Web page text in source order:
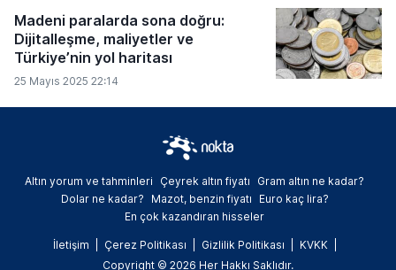
getiriyor.
Madeni paralarda sona doğru:
Dijitalleşme, maliyetler ve
Türkiye’nin yol haritası
25 Mayıs 2025 22:14
Altın yorum ve tahminleri Çeyrek altın fiyatı
Gram altın ne kadar?
Dolar ne kadar?
Mazot, benzin fiyatı
Euro kaç lira?
En çok kazandıran hisseler
İletişim Çerez Politikası Gizlilik Politikası
KVKK
Copyright © 2026 Her Hakkı Saklıdır.